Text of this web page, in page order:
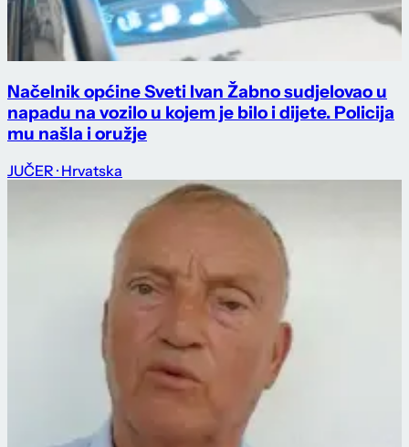
Načelnik općine Sveti Ivan Žabno sudjelovao u
napadu na vozilo u kojem je bilo i dijete. Policija
mu našla i oružje
JUČER · Hrvatska